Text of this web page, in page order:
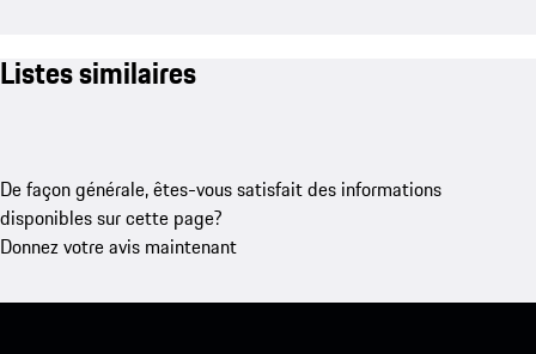
Listes similaires
De façon générale, êtes-vous satisfait des informations
disponibles sur cette page?
Donnez votre avis maintenant